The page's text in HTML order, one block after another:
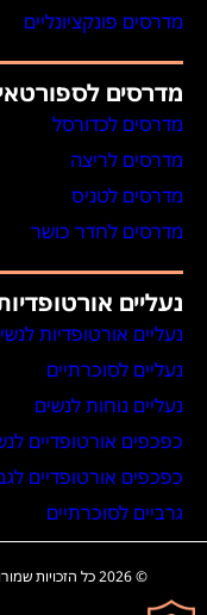
מדרסים פונקציונליים
מדרסים
מדרסים לכדורסל
מדרסים לריצה
מדרסים לטניס
מדרסים לחדר כושר
נעליים
נעליים אורטופדיות
נעליים לסוכרתיים
נעליים נוחות לנשים
כפכפים אורטופדיים
כפכפים אורטופדיים
גרביים לסוכרתיים
© 2026 כל הזכויות שמורות לאטרקס ישראל בע"מ | נעליים אורטופדיות